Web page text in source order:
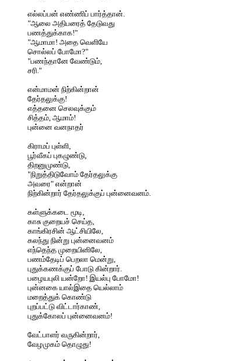
எல்லப்பன் எண்ணிப் பார்த்தான்.
"ஆலை அதிபரைத் தேடுவது
பணத்துக்காக!"
"ஆமாமா! அதை வெளியே
சொல்லப் போமோ?"
"பணந்தானே வேண்டும்,
சரி."
என்மாமன் நிற்கின்றான்
தேர்தலுக்கு!
எத்தனை செலவுக்கும்
சித்தம், ஆமாம்!
புன்னை வனநாதர்
கிராமப் புள்ளி,
பூர்வீகப் புகழுண்டு,
திறனுமுண்டு,
"நிறுத்திடுவோம் தேர்தலுக்கு
அவரை" என்றான்
நிற்கின்றார் தேர்தலுக்குப் புன்னைவனம்.
கள்ளுக்கடை மூடி,
காசு குறையச் செய்த,
காங்கிரசின் ஆட்சியிலே,
கலந்து நின்று புன்னைவனம்
எந்தெந்த முறையினிலே,
பணம்தேடிப் பெறலா மென்று,
புதுக்கணக்குப் போடு கின்றார்.
பழையபுலி யன்றோ! இயல்பு போமோ!
புன்னகை யால்இதை யெல்லாம்
மறைத்துக் கொண்டு
புறப்பட்டு விட்டார்காண்,
புதுக்கோலப் புன்னைவனம்!
வேட்பாளர் வருகின்றார்,
வேழமுகம் தொழுது!